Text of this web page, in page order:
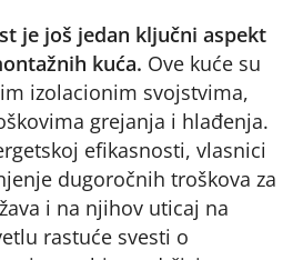
je još jedan ključni aspekt
kuća. Ove kuće su
izolacionim svojstvima,
grejanja i hlađenja.
efikasnosti, vlasnici
dugoročnih troškova za
i na njihov uticaj na
rastuće svesti o